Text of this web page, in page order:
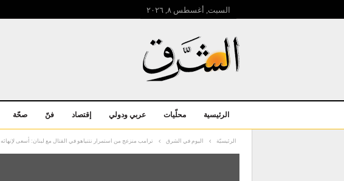
السبت, أغسطس ۸, ۲۰۲٦
الرئيسية محلّيات عربي ودولي إقتصاد فنّ صحّة
الرئيسيّة اليوم في الشرق ترامب منزعج من استمرار نتنياهو في القتال مع لبنان: أسعى لإنهائه